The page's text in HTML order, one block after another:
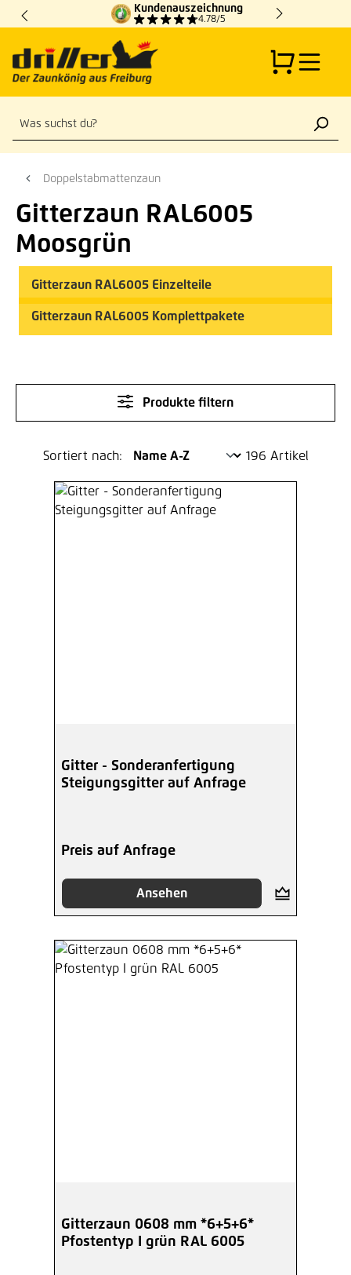
Zum Hauptinhalt springen
Kundenauszeichnung
4.78/5
Doppelstabmattenzaun
Gitterzaun RAL6005
Moosgrün
Gitterzaun RAL6005 Einzelteile
Gitterzaun RAL6005 Komplettpakete
Produkte filtern
Sortiert nach: 196 Artikel
Gitter - Sonderanfertigung
Steigungsgitter auf Anfrage
Preis auf Anfrage
Ansehen
Gitterzaun 0608 mm *6+5+6*
Pfostentyp I grün RAL 6005